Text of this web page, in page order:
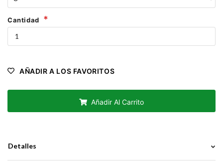
Cantidad
AÑADIR A LOS FAVORITOS
Añadir Al Carrito
Detalles